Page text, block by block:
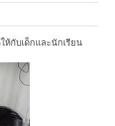
ห้กับเด็กและนักเรียน